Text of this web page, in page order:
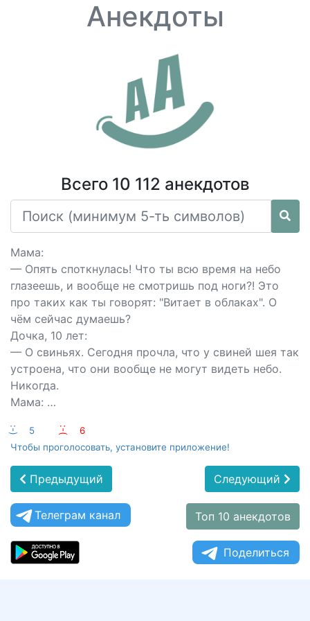
Анекдоты
Всего 10 112 анекдотов
Мама:
— Опять споткнулась! Что ты всю время на небо
глазеешь, и вообще не смотришь под ноги?! Это
про таких как ты говорят: "Витает в облаках". О
чём сейчас думаешь?
Дочка, 10 лет:
— О свиньях. Сегодня прочла, что у свиней шея так
устроена, что они вообще не могут видеть небо.
Никогда.
Мама: …
:-) 5 :-(
6
Чтобы проголосовать, установите приложение!
Предыдущий Следующий
Телеграм канал Топ 10 анекдотов
Поделиться